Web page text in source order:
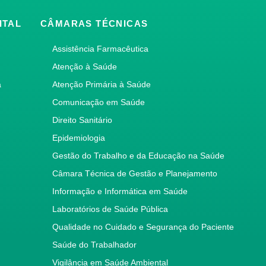
CÂMARAS TÉCNICAS
Assistência Farmacêutica
Atenção à Saúde
Atenção Primária à Saúde
Comunicação em Saúde
Direito Sanitário
Epidemiologia
Gestão do Trabalho e da Educação na Saúde
Câmara Técnica de Gestão e Planejamento
Informação e Informática em Saúde
Laboratórios de Saúde Pública
Qualidade no Cuidado e Segurança do Paciente
Saúde do Trabalhador
Vigilância em Saúde Ambiental